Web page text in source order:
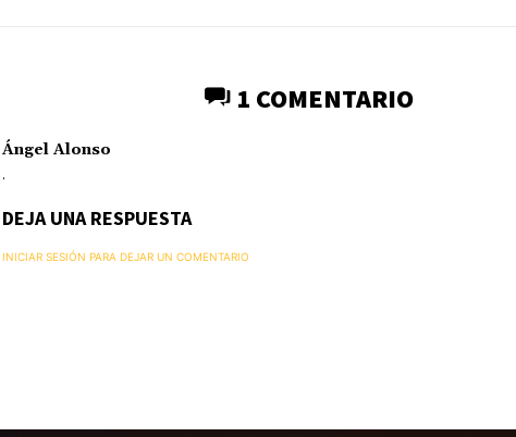
1 COMENTARIO
Ángel Alonso
.
DEJA UNA RESPUESTA
INICIAR SESIÓN PARA DEJAR UN COMENTARIO